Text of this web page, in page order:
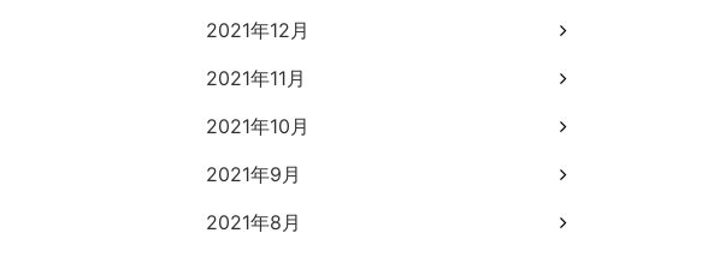
2021年12月
2021年11月
2021年10月
2021年9月
2021年8月